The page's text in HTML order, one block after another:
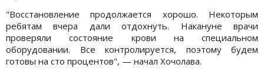
"Восстановление продолжается хорошо. Некоторым
ребятам вчера дали отдохнуть. Накануне врачи
проверяли состояние крови на специальном
оборудовании. Все контролируется, поэтому будем
готовы на сто процентов", — начал Хочолава.